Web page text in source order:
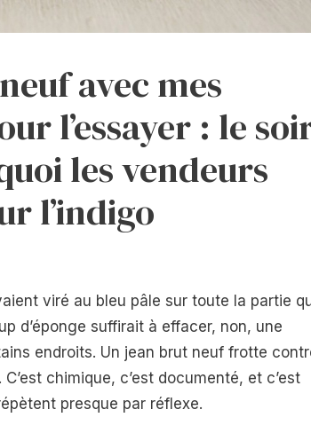
avec mes
l’essayer : le
les vendeurs
l’indigo
viré au bleu pâle sur toute la partie
d’éponge suffirait à effacer, non, une
endroits. Un jean brut neuf frotte
chimique, c’est documenté, et c’est
presque par réflexe.